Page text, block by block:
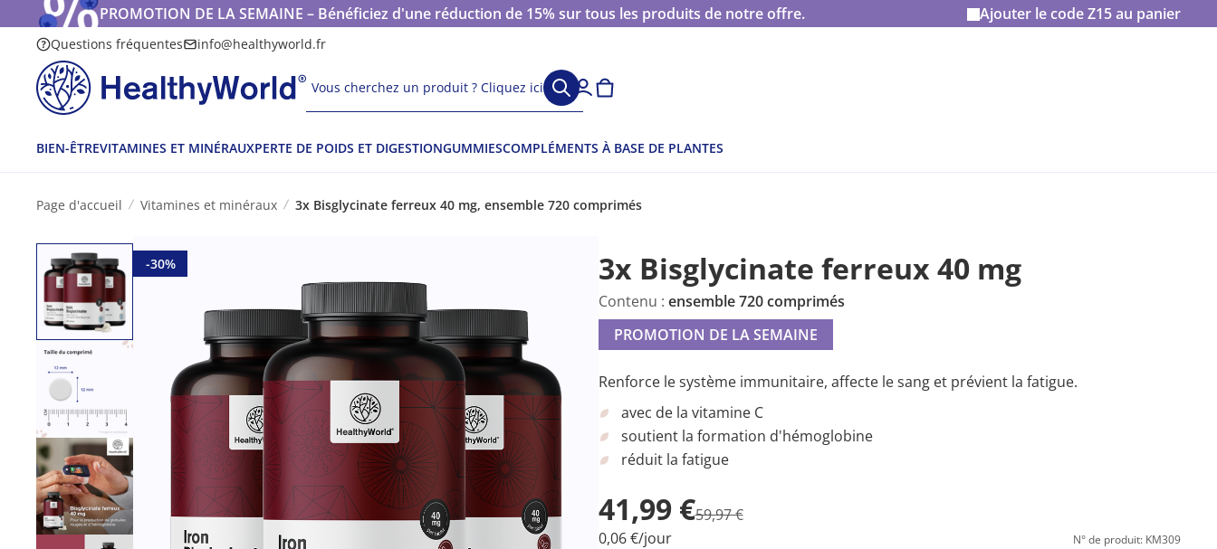
PROMOTION DE LA SEMAINE – Bénéficiez d'une réduction de 15% sur tous les produits de notre offre. Ajouter le codeZ15au panier
Questions fréquentes info@healthyworld.fr
Vous cherchez un produit ? Cliquez ici
BIEN-ÊTREVITAMINES ET MINÉRAUXPERTE DE POIDS ET DIGESTIONGUMMIESCOMPLÉMENTS À BASE DE PLANTES
Page d'accueil Vitamines et minéraux 3x Bisglycinate ferreux 40 mg, ensemble 720 comprimés
-30% 3x Bisglycinate ferreux 40 mg
Contenu : ensemble 720 comprimés
PROMOTION DE LA SEMAINE
Renforce le système immunitaire, affecte le sang et prévient la fatigue.
avec de la vitamine C
soutient la formation d'hémoglobine
réduit la fatigue
41,99 €59,97 €
0,06 €/jour
N° de produit: KM309